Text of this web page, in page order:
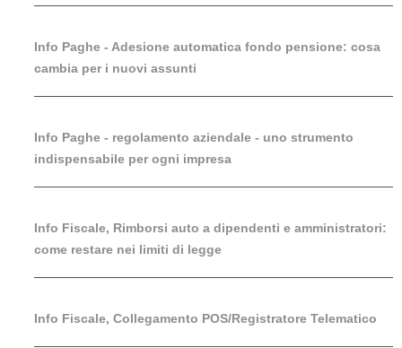
Info Paghe - Adesione automatica fondo pensione: cosa
cambia per i nuovi assunti
Info Paghe - regolamento aziendale - uno strumento
indispensabile per ogni impresa
Info Fiscale, Rimborsi auto a dipendenti e amministratori:
come restare nei limiti di legge
Info Fiscale, Collegamento POS/Registratore Telematico